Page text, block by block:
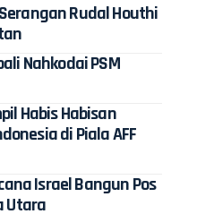
Rudal Houthi
Nahkodai PSM
Habis Habisan
di Piala AFF
Israel Bangun Pos
Utara